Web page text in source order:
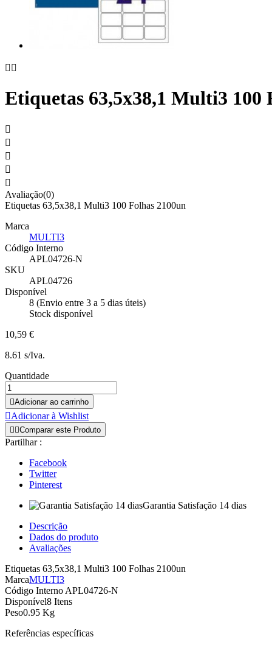
 
Etiquetas 63,5x38,1 Multi3 100





Avaliação(0)
Etiquetas 63,5x38,1 Multi3 100 Folhas 2100un
Marca
MULTI3
Código Interno
APL04726-N
SKU
APL04726
Disponível
8 (Envio entre 3 a 5 dias úteis)
Stock disponível
10,59 €
8.61 s/Iva.
Quantidade
Adicionar ao carrinho
Adicionar à Wishlist
 Comparar este Produto
Partilhar :
Facebook
Twitter
Pinterest
Garantia Satisfação 14 dias
Descrição
Dados do produto
Avaliações
Etiquetas 63,5x38,1 Multi3 100 Folhas 2100un
MarcaMULTI3
Código InternoAPL04726-N
Disponível8 Itens
Peso0.95 Kg
Referências específicas